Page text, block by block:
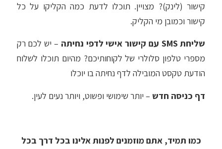
קישור (לינק)? מצויין. תוכלו לדעת כמה הקליקו על כל
קישור וכמובן מי הקליק.
שליחת SMS עם קישור אישי לדפי נחיתה
– יש לכם רק
מספרי טלפון סלולרי של לקוחותיכם? מהיום תוכלו לשלוח
הודעת טקסט המובילה לדף נחיתה בו יוכלו
דף כניסה חדש– יותר שימושי ופשוט, ויותר נעים לעין.
כמו תמיד, אתם מוזמנים לפנות אלינו בכל דרך בכל